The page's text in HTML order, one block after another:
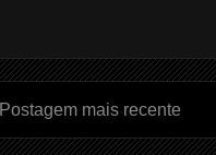
Postagem mais recente